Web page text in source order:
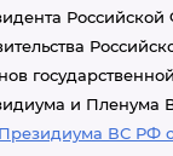
и Пленума
ВС РФ